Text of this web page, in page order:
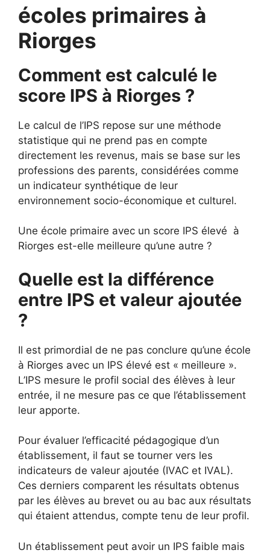
écoles primaires à
Riorges
Comment est calculé le
score IPS à Riorges ?
Le calcul de l’IPS repose sur une méthode
statistique qui ne prend pas en compte
directement les revenus, mais se base sur les
professions des parents, considérées comme
un indicateur synthétique de leur
environnement socio-économique et culturel.
Une école primaire avec un score IPS élevé à
Riorges est-elle meilleure qu’une autre ?
Quelle est la différence
entre IPS et valeur ajoutée
?
Il est primordial de ne pas conclure qu’une école
à Riorges avec un IPS élevé est « meilleure ».
L’IPS mesure le profil social des élèves à leur
entrée, il ne mesure pas ce que l’établissement
leur apporte.
Pour évaluer l’efficacité pédagogique d’un
établissement, il faut se tourner vers les
indicateurs de valeur ajoutée (IVAC et IVAL).
Ces derniers comparent les résultats obtenus
par les élèves au brevet ou au bac aux résultats
qui étaient attendus, compte tenu de leur profil.
Un établissement peut avoir un IPS faible mais